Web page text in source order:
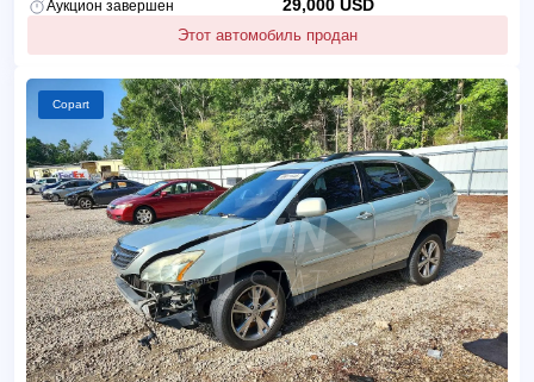
Аукцион завершен
Этот автомобиль продан
29,000 USD
Copart